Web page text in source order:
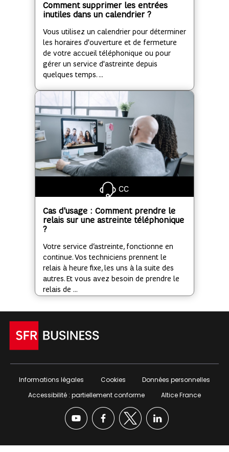
Comment supprimer les entrées
inutiles dans un calendrier ?
Vous utilisez un calendrier pour déterminer
les horaires d'ouverture et de fermeture
de votre accueil téléphonique ou pour
gérer un service d'astreinte depuis
quelques temps. ...
CC
Cas d'usage : Comment prendre le
relais sur une astreinte téléphonique
?
Votre service d’astreinte, fonctionne en
continue. Vos techniciens prennent le
relais à heure fixe, les uns à la suite des
autres. Et vous avez besoin de prendre le
relais de ...
Informations légales Cookies
Données personnelles
Accessibilité : partiellement conforme
Altice France